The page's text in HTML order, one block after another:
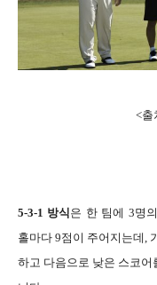
<출
5-3-1 방식은 한 팀에 3명
홀마다 9점이 주어지는데,
하고 다음으로 낮은 스코